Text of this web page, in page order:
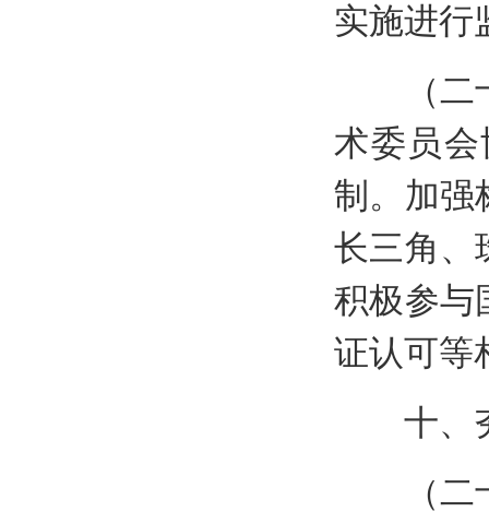
实施进行
（二十
术委员
制。加强
长三角、
积极参与
证认可等
十、夯
（二十